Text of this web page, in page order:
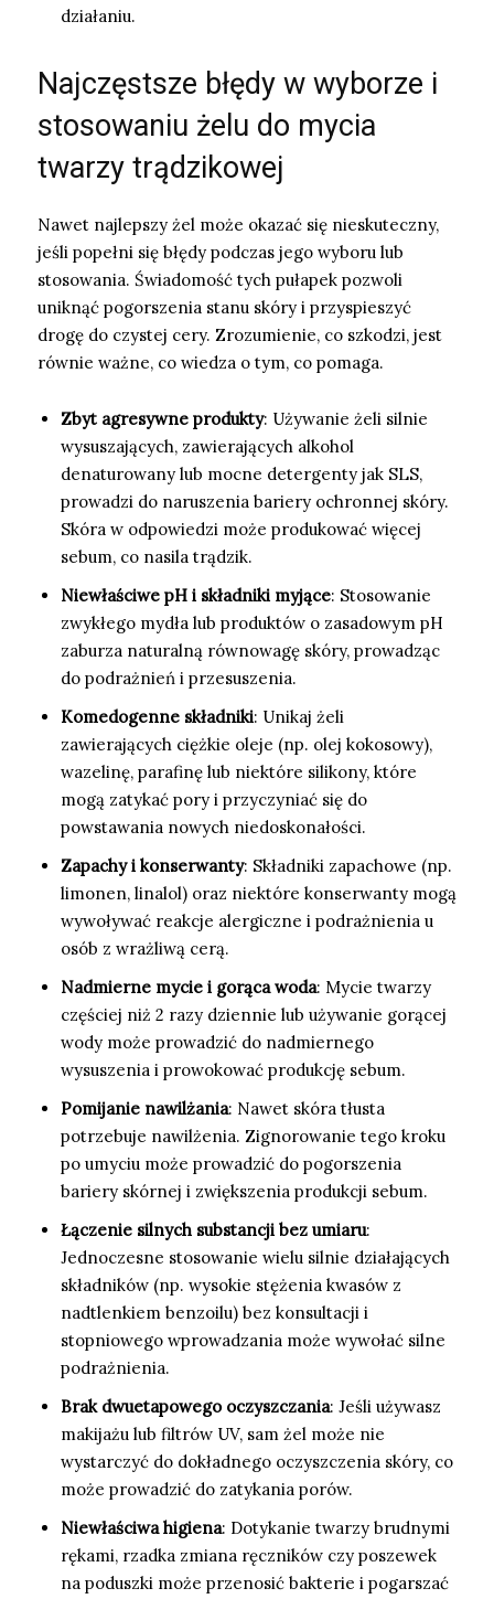
działaniu.
Najczęstsze błędy w wyborze i
stosowaniu żelu do mycia
twarzy trądzikowej
Nawet najlepszy żel może okazać się nieskuteczny,
jeśli popełni się błędy podczas jego wyboru lub
stosowania. Świadomość tych pułapek pozwoli
uniknąć pogorszenia stanu skóry i przyspieszyć
drogę do czystej cery. Zrozumienie, co szkodzi, jest
równie ważne, co wiedza o tym, co pomaga.
Zbyt agresywne produkty: Używanie żeli silnie
wysuszających, zawierających alkohol
denaturowany lub mocne detergenty jak SLS,
prowadzi do naruszenia bariery ochronnej skóry.
Skóra w odpowiedzi może produkować więcej
sebum, co nasila trądzik.
Niewłaściwe pH i składniki myjące: Stosowanie
zwykłego mydła lub produktów o zasadowym pH
zaburza naturalną równowagę skóry, prowadząc
do podrażnień i przesuszenia.
Komedogenne składniki: Unikaj żeli
zawierających ciężkie oleje (np. olej kokosowy),
wazelinę, parafinę lub niektóre silikony, które
mogą zatykać pory i przyczyniać się do
powstawania nowych niedoskonałości.
Zapachy i konserwanty: Składniki zapachowe (np.
limonen, linalol) oraz niektóre konserwanty mogą
wywoływać reakcje alergiczne i podrażnienia u
osób z wrażliwą cerą.
Nadmierne mycie i gorąca woda: Mycie twarzy
częściej niż 2 razy dziennie lub używanie gorącej
wody może prowadzić do nadmiernego
wysuszenia i prowokować produkcję sebum.
Pomijanie nawilżania: Nawet skóra tłusta
potrzebuje nawilżenia. Zignorowanie tego kroku
po umyciu może prowadzić do pogorszenia
bariery skórnej i zwiększenia produkcji sebum.
Łączenie silnych substancji bez umiaru:
Jednoczesne stosowanie wielu silnie działających
składników (np. wysokie stężenia kwasów z
nadtlenkiem benzoilu) bez konsultacji i
stopniowego wprowadzania może wywołać silne
podrażnienia.
Brak dwuetapowego oczyszczania: Jeśli używasz
makijażu lub filtrów UV, sam żel może nie
wystarczyć do dokładnego oczyszczenia skóry, co
może prowadzić do zatykania porów.
Niewłaściwa higiena: Dotykanie twarzy brudnymi
rękami, rzadka zmiana ręczników czy poszewek
na poduszki może przenosić bakterie i pogarszać